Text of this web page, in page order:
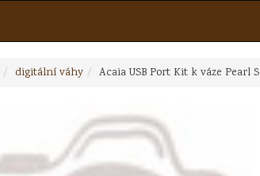
digitální váhy Acaia USB Port Kit k váze Pearl S